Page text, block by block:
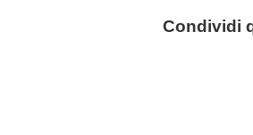
Condividi